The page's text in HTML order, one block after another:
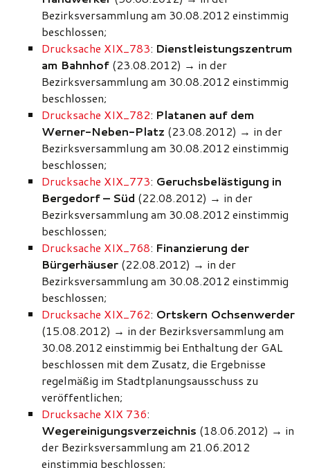
Bezirksversammlung am 30.08.2012 einstimmig
beschlossen;
Drucksache XIX_783: Dienstleistungszentrum
am Bahnhof (23.08.2012) → in der
Bezirksversammlung am 30.08.2012 einstimmig
beschlossen;
Drucksache XIX_782: Platanen auf dem
Werner-Neben-Platz (23.08.2012) → in der
Bezirksversammlung am 30.08.2012 einstimmig
beschlossen;
Drucksache XIX_773: Geruchsbelästigung in
Bergedorf – Süd (22.08.2012) → in der
Bezirksversammlung am 30.08.2012 einstimmig
beschlossen;
Drucksache XIX_768: Finanzierung der
Bürgerhäuser (22.08.2012) → in der
Bezirksversammlung am 30.08.2012 einstimmig
beschlossen;
Drucksache XIX_762: Ortskern Ochsenwerder
(15.08.2012) → in der Bezirksversammlung am
30.08.2012 einstimmig bei Enthaltung der GAL
beschlossen mit dem Zusatz, die Ergebnisse
regelmäßig im Stadtplanungsausschuss zu
veröffentlichen;
Drucksache XIX 736:
Wegereinigungsverzeichnis (18.06.2012) → in
der Bezirksversammlung am 21.06.2012
einstimmig beschlossen;